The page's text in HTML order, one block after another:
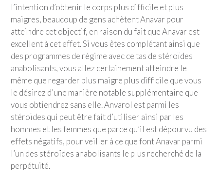
l’intention d’obtenir le corps plus difficile et plus
maigres, beaucoup de gens achètent Anavar pour
atteindre cet objectif, en raison du fait que Anavar est
excellent à cet effet. Si vous êtes complétant ainsi que
des programmes de régime avec ce tas de stéroïdes
anabolisants, vous allez certainement atteindre le
même que regarder plus maigre plus difficile que vous
le désirez d’une manière notable supplémentaire que
vous obtiendrez sans elle. Anvarol est parmi les
stéroïdes qui peut être fait d’utiliser ainsi par les
hommes et les femmes que parce qu’il est dépourvu des
effets négatifs, pour veiller à ce que font Anavar parmi
l’un des stéroïdes anabolisants le plus recherché de la
perpétuité.